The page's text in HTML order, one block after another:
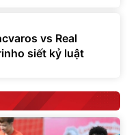
vs Real
siết kỷ luật